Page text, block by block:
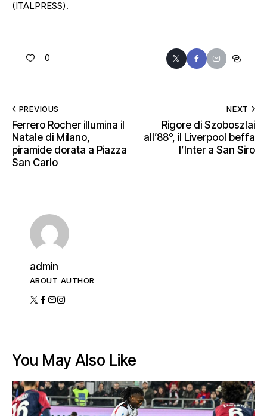
(ITALPRESS).
0
PREVIOUS
Ferrero Rocher illumina il
Natale di Milano,
piramide dorata a Piazza
San Carlo
NEXT
Rigore di Szoboszlai
all’88°, il Liverpool beffa
l’Inter a San Siro
admin
ABOUT AUTHOR
You May Also Like